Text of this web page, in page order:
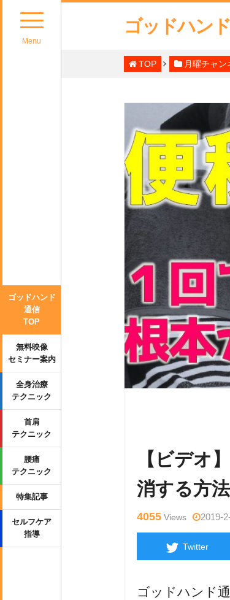
Menu
ゴッドハンド
通信
TOP
無料映像
セミナー案内
全身治療
テクニック
首肩
テクニック
腰痛
テクニック
特集記事
セルフケア
指導
ゴッドハン
TOP 月曜チャン
【ビデオ
消する方法
4055 Views 2019-
Twitter
ゴッドハンド